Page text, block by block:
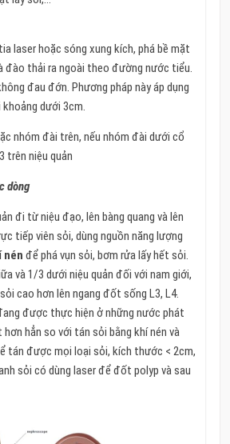
laser hoặc sóng xung kích, phá bề mặt
đào thải ra ngoài theo đường nước tiểu.
đau đớn. Phương pháp này áp dụng
dưới 3cm.
nhóm đài trên, nếu nhóm đài dưới cổ
trên niệu quản
dòng
đi từ niệu đạo, lên bàng quang và lên
tiếp viên sỏi, dùng nguồn năng lượng
nén để phá vụn sỏi, bơm rửa lấy hết sỏi.
và 1/3 dưới niệu quản đối với nam giới,
cao hơn lên ngang đốt sống L3, L4.
được thực hiện ở những nước phát
hẳn so với tán sỏi bằng khí nén và
tán được mọi loại sỏi, kích thước < 2cm,
sỏi có dùng laser để đốt polyp và sau